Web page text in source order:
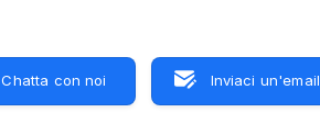
Chatta con noi Inviaci un'email